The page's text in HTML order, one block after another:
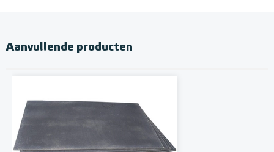
Aanvullende producten